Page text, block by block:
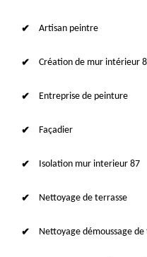
Artisan peintre
Création de mur intérieur
Entreprise de peinture
Façadier
Isolation mur interieur 87
Nettoyage de terrasse
Nettoyage démoussage